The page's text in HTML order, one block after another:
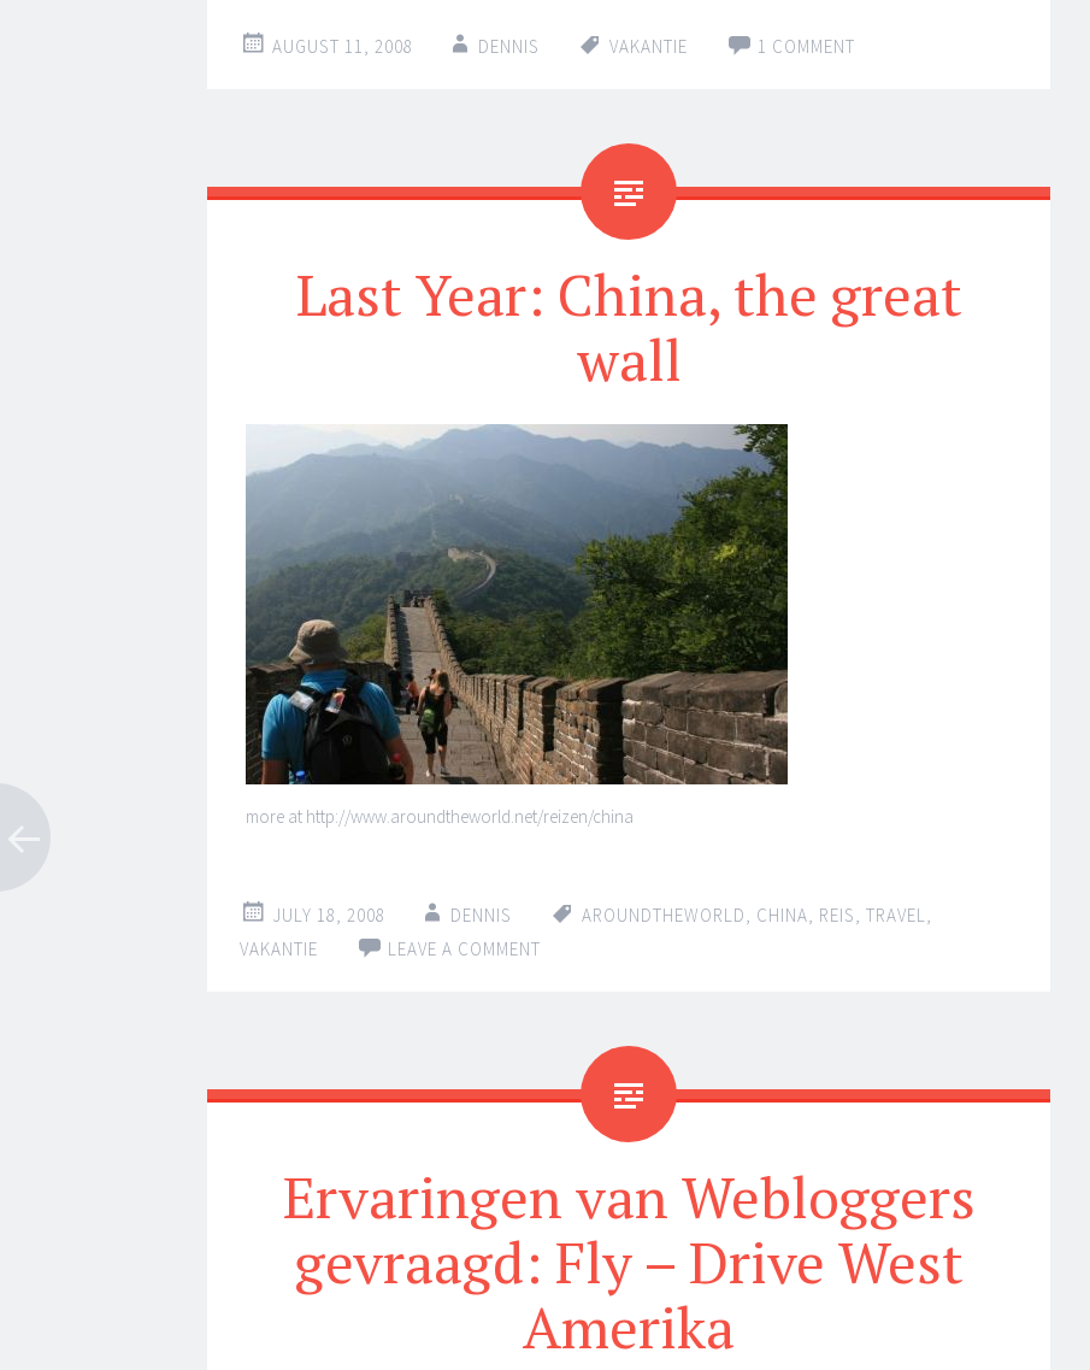
AUGUST 11, 2008 DENNIS VAKANTIE 1 COMMENT
Last Year: China, the great
wall
more at http://www.aroundtheworld.net/reizen/china
JULY 18, 2008 DENNIS AROUNDTHEWORLD CHINA REIS TRAVEL
VAKANTIE
LEAVE A COMMENT
Ervaringen van Webloggers
gevraagd: Fly – Drive West
Amerika